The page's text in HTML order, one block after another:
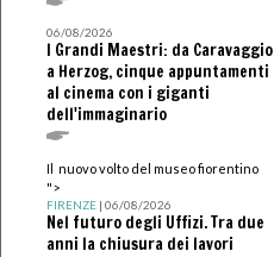
06/08/2026
I Grandi Maestri: da Caravaggio
a Herzog, cinque appuntamenti
al cinema con i giganti
dell'immaginario
Il nuovo volto del museo fiorentino
">
FIRENZE| 06/08/2026
Nel futuro degli Uffizi. Tra due
anni la chiusura dei lavori